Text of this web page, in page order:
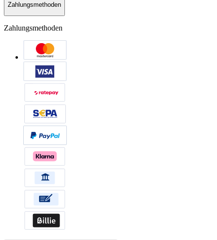
Zahlungsmethoden
Zahlungsmethoden